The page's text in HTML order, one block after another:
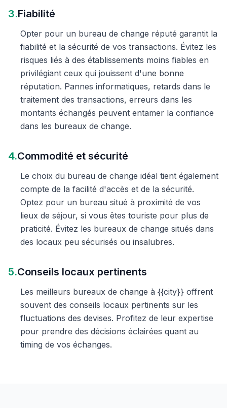
3.Fiabilité
Opter pour un bureau de change réputé garantit la
fiabilité et la sécurité de vos transactions. Évitez les
risques liés à des établissements moins fiables en
privilégiant ceux qui jouissent d'une bonne
réputation. Pannes informatiques, retards dans le
traitement des transactions, erreurs dans les
montants échangés peuvent entamer la confiance
dans les bureaux de change.
4.Commodité et sécurité
Le choix du bureau de change idéal tient également
compte de la facilité d'accès et de la sécurité.
Optez pour un bureau situé à proximité de vos
lieux de séjour, si vous êtes touriste pour plus de
praticité. Évitez les bureaux de change situés dans
des locaux peu sécurisés ou insalubres.
5.Conseils locaux pertinents
Les meilleurs bureaux de change à {{city}} offrent
souvent des conseils locaux pertinents sur les
fluctuations des devises. Profitez de leur expertise
pour prendre des décisions éclairées quant au
timing de vos échanges.